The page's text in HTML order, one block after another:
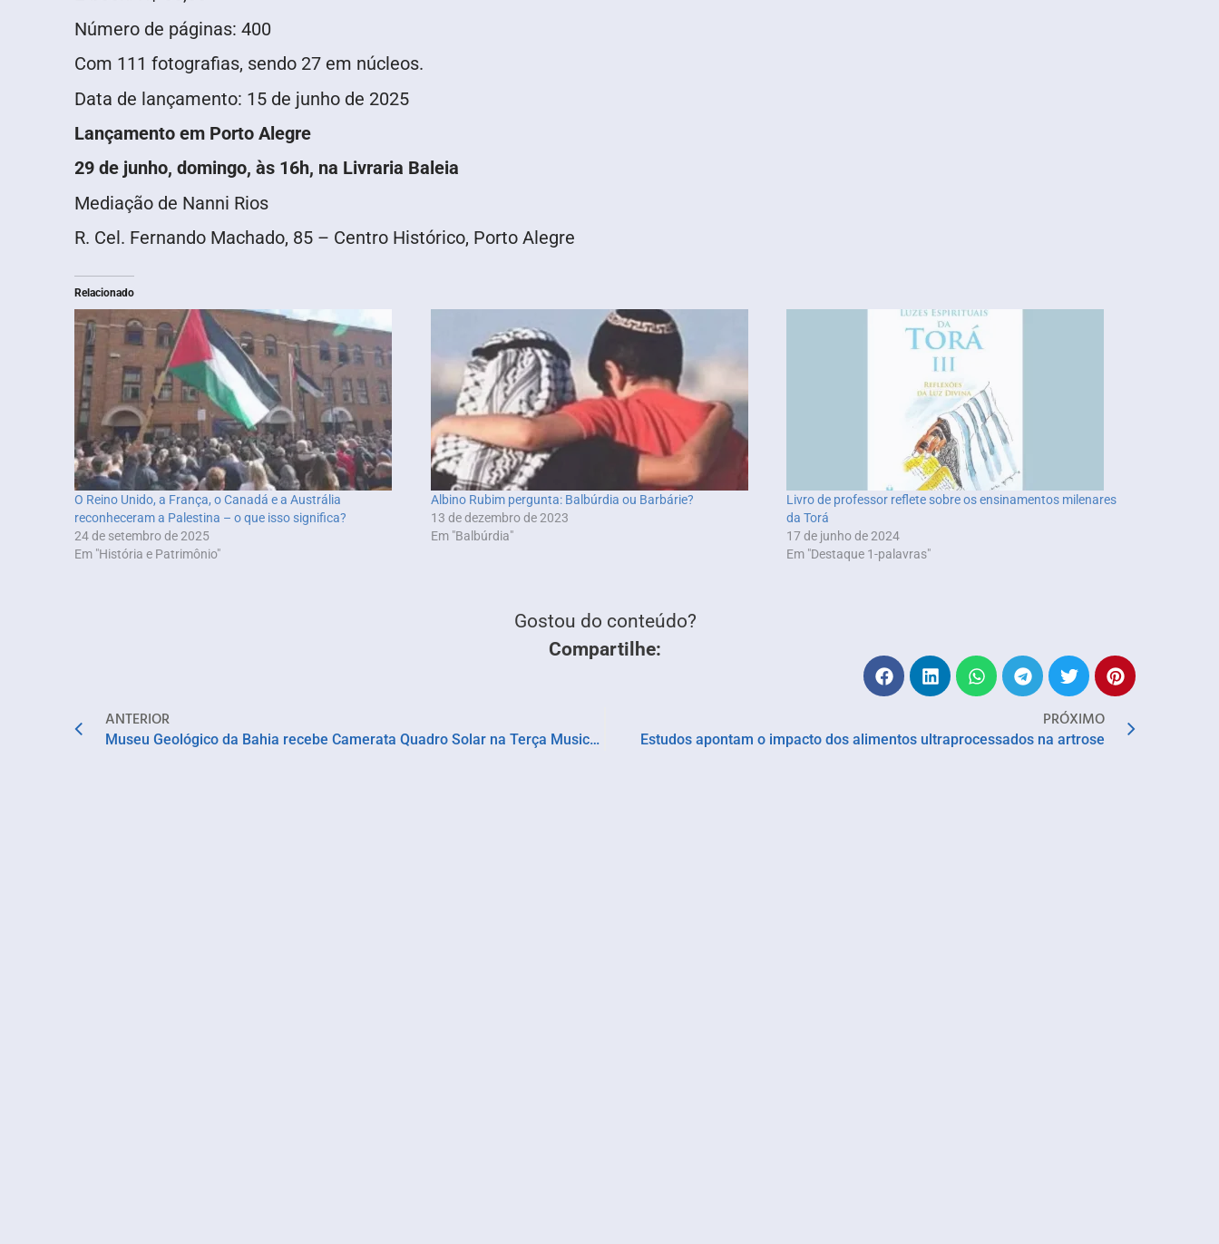
Número de páginas: 400
Com 111 fotografias, sendo 27 em núcleos.
Data de lançamento: 15 de junho de 2025
Lançamento em Porto Alegre
29 de junho, domingo, às 16h, na Livraria Baleia
Mediação de Nanni Rios
R. Cel. Fernando Machado, 85 – Centro Histórico, Porto Alegre
Relacionado
O Reino Unido, a França, o Canadá e a Austrália
reconheceram a Palestina – o que isso significa?
24 de setembro de 2025
Em "História e Patrimônio"
Albino Rubim pergunta: Balbúrdia ou Barbárie?
13 de dezembro de 2023
Em "Balbúrdia"
Livro de professor reflete sobre os ensinamentos milenares
da Torá
17 de junho de 2024
Em "Destaque 1-palavras"
Gostou do conteúdo?
Compartilhe:
ANTERIOR
Museu Geológico da Bahia recebe Camerata Quadro Solar na Terça Musical de julho
PRÓXIMO
Estudos apontam o impacto dos alimentos ultraprocessados na artrose